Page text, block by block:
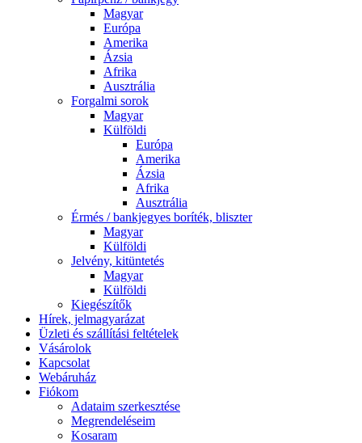
Magyar
Európa
Amerika
Ázsia
Afrika
Ausztrália
Forgalmi sorok
Magyar
Külföldi
Európa
Amerika
Ázsia
Afrika
Ausztrália
Érmés / bankjegyes boríték, bliszter
Magyar
Külföldi
Jelvény, kitüntetés
Magyar
Külföldi
Kiegészítők
Hírek, jelmagyarázat
Üzleti és szállítási feltételek
Vásárolok
Kapcsolat
Webáruház
Fiókom
Adataim szerkesztése
Megrendeléseim
Kosaram